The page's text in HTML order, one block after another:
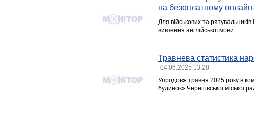
на безоплатному онлайн-
Для військових та
вивчення англійської мови.
Травнева статистика
04.06.2025 13:28
Упродовж травня 2025 року в
будинок» Чернігівської міської